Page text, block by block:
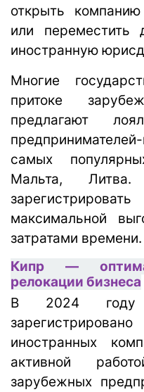
открыть
или переместить
иностранную
Многие
притоке
предлагают
самых
Мальта, Литва.
максимальной
затратами времени.
Кипр —
релокации бизнеса
В 2024
иностранных
активной
зарубежных